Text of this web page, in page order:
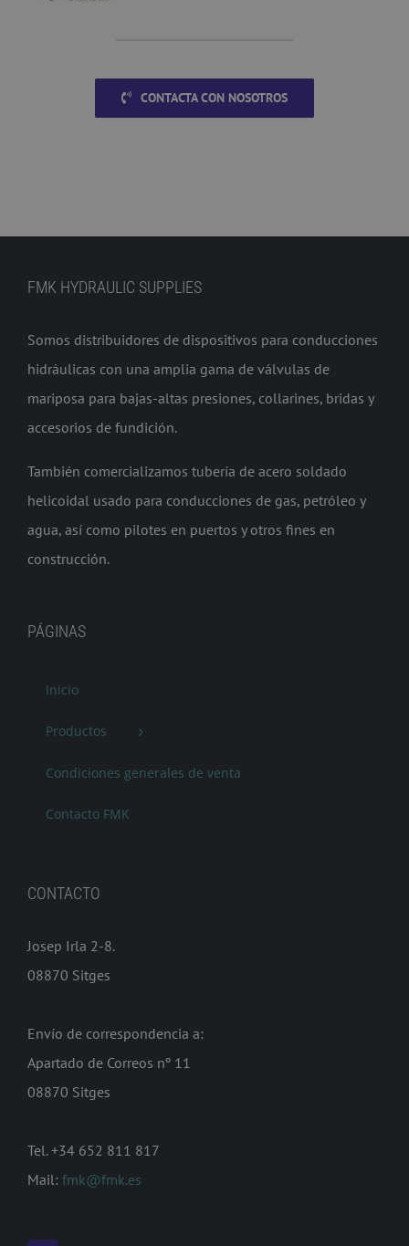
CONTACTA CON NOSOTROS
FMK HYDRAULIC SUPPLIES
Somos distribuidores de dispositivos para conducciones
hidráulicas con una amplia gama de válvulas de
mariposa para bajas-altas presiones, collarines, bridas y
accesorios de fundición.
También comercializamos tubería de acero soldado
helicoidal usado para conducciones de gas, petróleo y
agua, así como pilotes en puertos y otros fines en
construcción.
PÁGINAS
Inicio
Productos
Condiciones generales de venta
Contacto FMK
CONTACTO
Josep Irla 2-8.
08870 Sitges
Envío de correspondencia a:
Apartado de Correos nº 11
08870 Sitges
Tel. +34 652 811 817
Mail: fmk@fmk.es